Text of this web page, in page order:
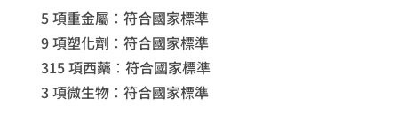
5 項重金屬：符合國家標準
9 項塑化劑：符合國家標準
315 項西藥：符合國家標準
3 項微生物：符合國家標準